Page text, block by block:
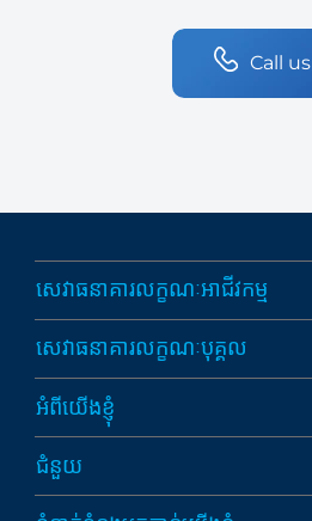
Call us
សេវាធនាគារលក្ខណៈអាជីវកម្ម
សេវាធនាគារលក្ខណៈបុគ្គល
អំពីយើងខ្ញុំ
ជំនួយ